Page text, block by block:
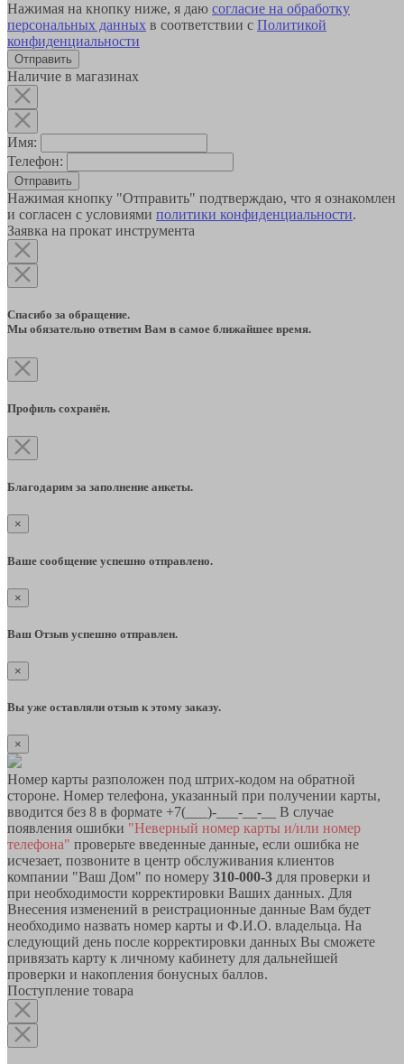
Нажимая на кнопку ниже, я даю согласие на обработку
персональных данных в соответствии с Политикой
конфиденциальности
Наличие в магазинах
Имя:
Телефон:
Отправить
Нажимая кнопку "Отправить" подтверждаю, что я ознакомлен
и согласен с условиями политики конфиденциальности.
Заявка на прокат инструмента
Спасибо за обращение.
Мы обязательно ответим Вам в самое ближайшее время.
Профиль сохранён.
Благодарим за заполнение анкеты.
×
Ваше сообщение успешно отправлено.
×
Ваш Отзыв успешно отправлен.
×
Вы уже оставляли отзыв к этому заказу.
×
Номер карты разположен под штрих-кодом на обратной
стороне. Номер телефона, указанный при получении карты,
вводится без 8 в формате +7(___)-___-__-__ В случае
появления ошибки "Неверный номер карты и/или номер
телефона" проверьте введенные данные, если ошибка не
исчезает, позвоните в центр обслуживания клиентов
компании "Ваш Дом" по номеру 310-000-3 для проверки и
при необходимости корректировки Ваших данных. Для
Внесения изменений в реистрационные данные Вам будет
необходимо назвать номер карты и Ф.И.О. владельца. На
следующий день после корректировки данных Вы сможете
привязать карту к личному кабинету для дальнейшей
проверки и накопления бонусных баллов.
Поступление товара